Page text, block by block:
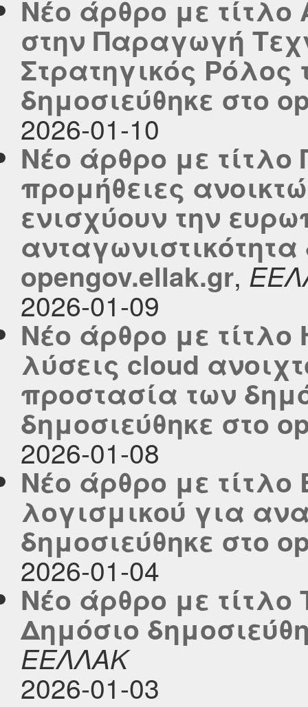
Νέο άρθρο με
στην Παραγωγή
Στρατηγικός Ρόλος
δημοσιεύθηκε στο
2026-01-10
Νέο άρθρο με τίτλο
προμήθειες
ενισχύουν την
opengov.ellak.gr,
2026-01-09
Νέο άρθρο με
λύσεις cloud
προστασία των
δημοσιεύθηκε στο
2026-01-08
Νέο άρθρο με
λογισμικού για
δημοσιεύθηκε στο
2026-01-04
Νέο άρθρο με
Δημόσιο
ΕΕΛΛΑΚ
2026-01-03